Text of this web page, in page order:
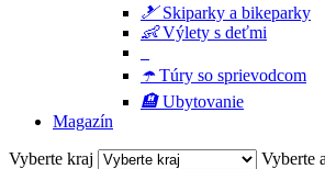
🎿Skiparky a bikeparky
👶Výlety s deťmi
☂️Túry so sprievodcom
🏨Ubytovanie
Magazín
Vyberte kraj
Vyberte